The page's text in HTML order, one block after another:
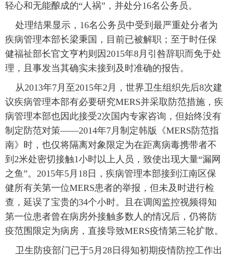
富媒体 摄影 新华广播
新华电视中文 新华电视英文 返回PC
轻心和无能酿成的“人祸”，并处分16名公务员。
处理结果显示，16名公务员中受到最严重处分者为
疾病管理本部长梁秉国，目前已被解职；至于时任保
健福祉部长官文亨杓则因2015年8月引咎辞职而免于处
理，且事发当其确实未接到及时准确的报告。
从2013年7月至2015年2月，世界卫生组织先后8次建
议疾病管理本部有必要研究MERS并采取防范措施，疾
病管理本部也因此接受2次国内专家咨询，但始终没有
制定防范对策——2014年7月制定韩版《MERS防范指
南》时，也仅将隔离对象限定为在距离病毒携带者不
到2米处密切接触1小时以上人员，致使出现大量“漏网
之鱼”。2015年5月18日，疾病管理本部接到江南区保
健所有关第一位MERS患者的举报，但未及时进行检
查，延误了宝贵的34个小时。且在调阅监控视频得知
第一位患者曾在病房外接触多数人的情况后，仍将防
疫范围限定为病房，直接导致MERS疫情第三轮扩散。
卫生防疫部门已于5月28日得知初期疫情防控工作出